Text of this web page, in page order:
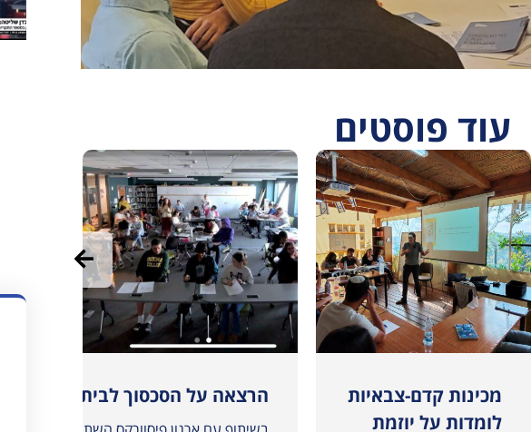
עוד פוסטים
מכינות קדם-צבאיות
לומדות על יוזמת
הרצאה על הסכסוך לבית הספר “טק